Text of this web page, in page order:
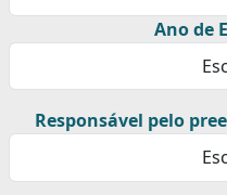
Ano de
Responsável pelo